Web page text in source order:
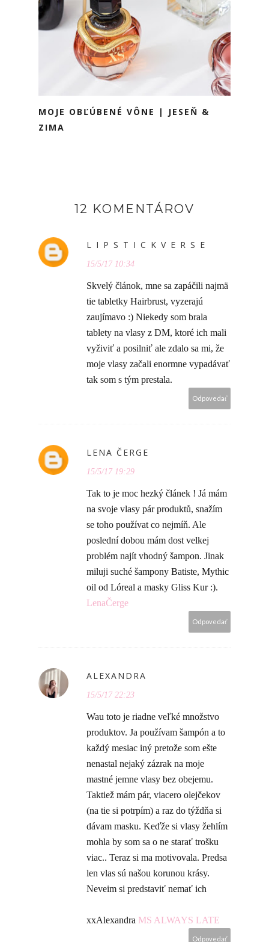
MOJE OBĽÚBENÉ VÔNE | JESEŇ &
ZIMA
12 KOMENTÁROV
L I P S T I C K V E R S E
15/5/17 10:34
Skvelý článok, mne sa zapáčili najmä
tie tabletky Hairbrust, vyzerajú
zaujímavo :) Niekedy som brala
tablety na vlasy z DM, ktoré ich mali
vyživiť a posilniť ale zdalo sa mi, že
moje vlasy začali enormne vypadávať
tak som s tým prestala.
Odpovedať
LENA ČERGE
15/5/17 19:29
Tak to je moc hezký článek ! Já mám
na svoje vlasy pár produktů, snažím
se toho používat co nejmíň. Ale
poslední dobou mám dost velkej
problém najít vhodný šampon. Jinak
miluji suché šampony Batiste, Mythic
oil od Lóreal a masky Gliss Kur :).
LenaČerge
Odpovedať
ALEXANDRA
15/5/17 22:23
Wau toto je riadne veľké množstvo
produktov. Ja používam šampón a to
každý mesiac iný pretože som ešte
nenastal nejaký zázrak na moje
mastné jemne vlasy bez obejemu.
Taktiež mám pár, viacero olejčekov
(na tie si potrpím) a raz do týždňa si
dávam masku. Keďže si vlasy žehlím
mohla by som sa o ne starať trošku
viac.. Teraz si ma motivovala. Predsa
len vlas sú našou korunou krásy.
Neveim si predstaviť nemať ich
xxAlexandra MS ALWAYS LATE
Odpovedať